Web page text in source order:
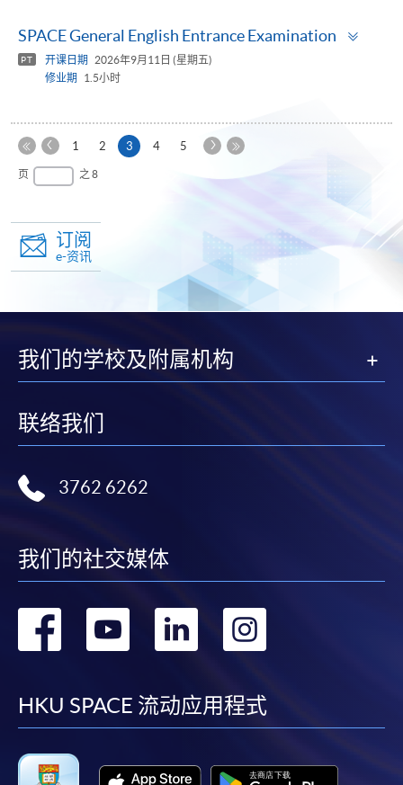
SPACE General English Entrance Examination
PT 开课日期
2026年9月11日 (星期五)
修业期
1.5小时
第
一
上
1 2 3本
4 5
下
页
页 之 8
订阅
e-资讯
我们的学校及附属机构
联络我们
3762 6262
我们的社交媒体
转
facebook
转
youtube
转
linkedin
HKU SPACE 流动应用程式